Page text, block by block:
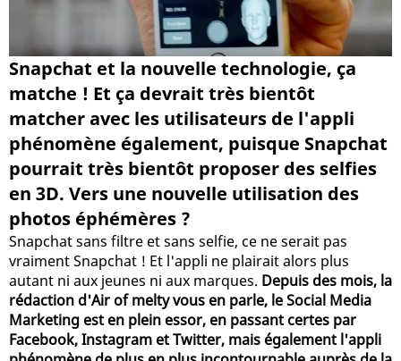
Snapchat et la nouvelle technologie, ça
matche ! Et ça devrait très bientôt
matcher avec les utilisateurs de l'appli
phénomène également, puisque Snapchat
pourrait très bientôt proposer des selfies
en 3D. Vers une nouvelle utilisation des
photos éphémères ?
Snapchat sans filtre et sans selfie, ce ne serait pas
vraiment Snapchat ! Et l'appli ne plairait alors plus
autant ni aux jeunes ni aux marques. Depuis des mois, la
rédaction d'Air of melty vous en parle, le Social Media
Marketing est en plein essor, en passant certes par
Facebook, Instagram et Twitter, mais également l'appli